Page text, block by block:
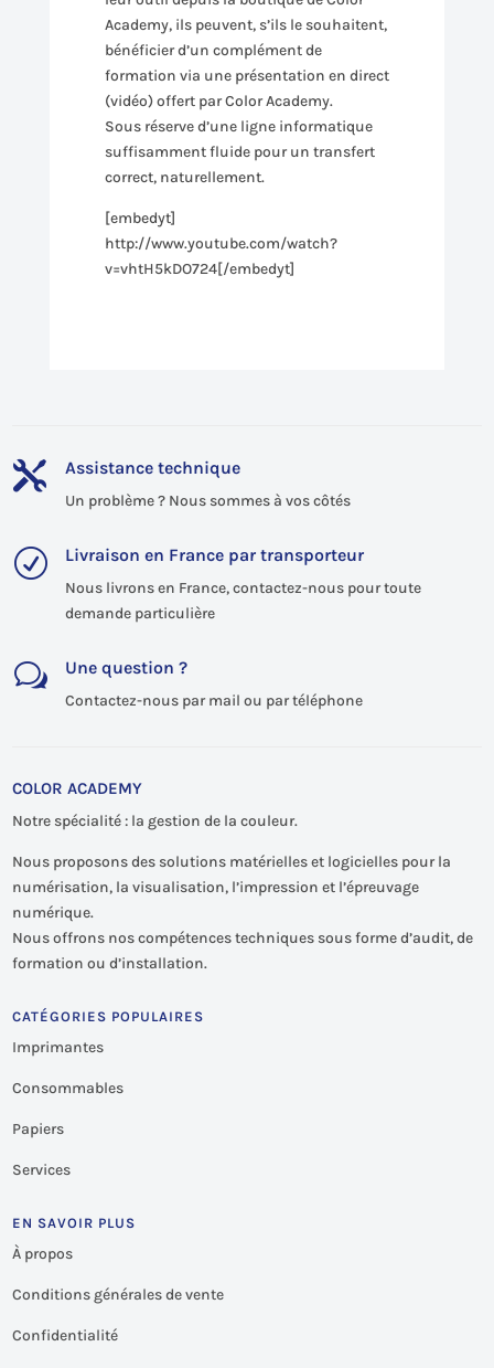
Academy, ils peuvent, s’ils le souhaitent,
bénéficier d’un complément de
formation via une présentation en direct
(vidéo) offert par Color Academy.
Sous réserve d’une ligne informatique
suffisamment fluide pour un transfert
correct, naturellement.
[embedyt]
http://www.youtube.com/watch?
v=vhtH5kDO724[/embedyt]
 Assistance technique
Un problème ? Nous sommes à vos côtés
R Livraison en France par transporteur
Nous livrons en France, contactez-nous pour toute
demande particulière
w Une question ?
Contactez-nous par mail ou par téléphone
COLOR ACADEMY
Notre spécialité : la gestion de la couleur.
Nous proposons des solutions matérielles et logicielles pour la
numérisation, la visualisation, l’impression et l’épreuvage
numérique.
Nous offrons nos compétences techniques sous forme d’audit, de
formation ou d’installation.
CATÉGORIES POPULAIRES
Imprimantes
Consommables
Papiers
Services
EN SAVOIR PLUS
À propos
Conditions générales de vente
Confidentialité